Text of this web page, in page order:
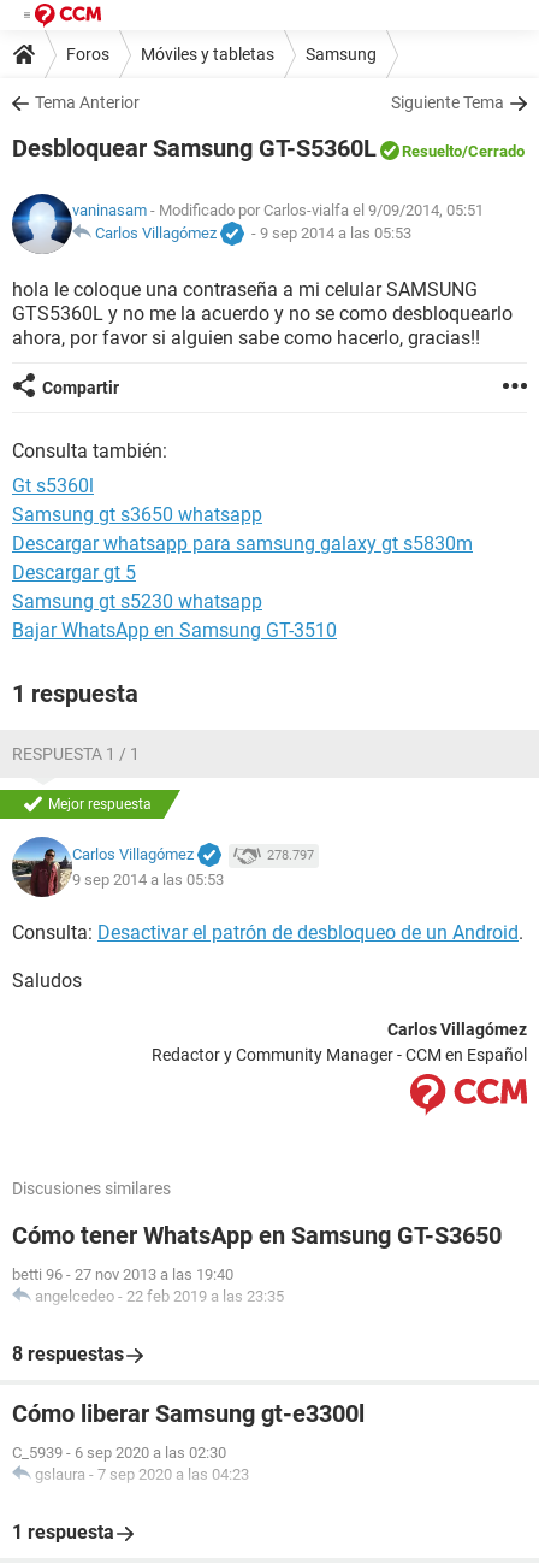
Foros Móviles y tabletas Samsung
Tema Anterior Siguiente Tema
Desbloquear Samsung GT-S5360L Resuelto/Cerrado
vaninasam - Modificado por Carlos-vialfa el 9/09/2014, 05:51
Carlos Villagómez
- 9 sep 2014 a las 05:53
hola le coloque una contraseña a mi celular SAMSUNG
GTS5360L y no me la acuerdo y no se como desbloquearlo
ahora, por favor si alguien sabe como hacerlo, gracias!!
Compartir
Consulta también:
Gt s5360l
Samsung gt s3650 whatsapp
Descargar whatsapp para samsung galaxy gt s5830m
Descargar gt 5
Samsung gt s5230 whatsapp
Bajar WhatsApp en Samsung GT-3510
1 respuesta
RESPUESTA 1 / 1
Mejor respuesta
Carlos Villagómez 278.797
9 sep 2014 a las 05:53
Consulta: Desactivar el patrón de desbloqueo de un Android.
Saludos
Carlos Villagómez
Redactor y Community Manager - CCM en Español
Discusiones similares
Cómo tener WhatsApp en Samsung GT-S3650
betti 96 - 27 nov 2013 a las 19:40
angelcedeo - 22 feb 2019 a las 23:35
8 respuestas
Cómo liberar Samsung gt-e3300l
C_5939 - 6 sep 2020 a las 02:30
gslaura - 7 sep 2020 a las 04:23
1 respuesta